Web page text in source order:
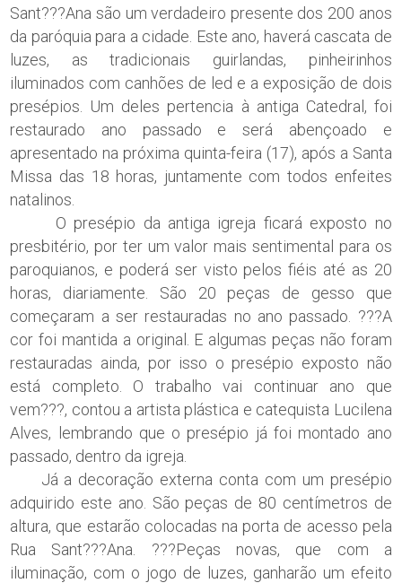
Sant???Ana são um verdadeiro presente dos 200 anos
da paróquia para a cidade. Este ano, haverá cascata de
luzes, as tradicionais guirlandas, pinheirinhos
iluminados com canhões de led e a exposição de dois
presépios. Um deles pertencia à antiga Catedral, foi
restaurado ano passado e será abençoado e
apresentado na próxima quinta-feira (17), após a Santa
Missa das 18 horas, juntamente com todos enfeites
natalinos.
O presépio da antiga igreja ficará exposto no
presbitério, por ter um valor mais sentimental para os
paroquianos, e poderá ser visto pelos fiéis até as 20
horas, diariamente. São 20 peças de gesso que
começaram a ser restauradas no ano passado. ???A
cor foi mantida a original. E algumas peças não foram
restauradas ainda, por isso o presépio exposto não
está completo. O trabalho vai continuar ano que
vem???, contou a artista plástica e catequista Lucilena
Alves, lembrando que o presépio já foi montado ano
passado, dentro da igreja.
Já a decoração externa conta com um presépio
adquirido este ano. São peças de 80 centímetros de
altura, que estarão colocadas na porta de acesso pela
Rua Sant???Ana. ???Peças novas, que com a
iluminação, com o jogo de luzes, ganharão um efeito